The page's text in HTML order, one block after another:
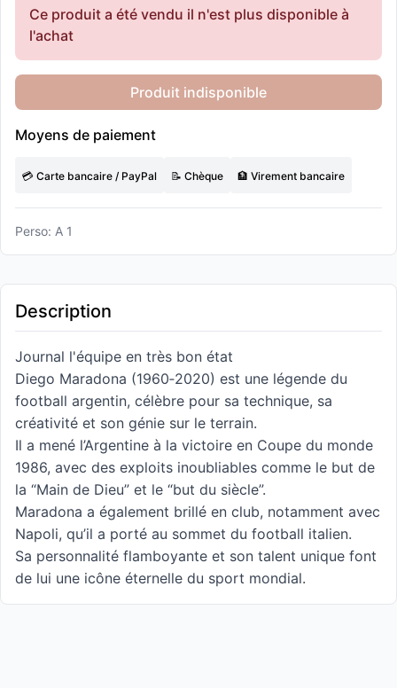
Ce produit a été vendu il n'est plus disponible à
l'achat
Produit indisponible
Moyens de paiement
💳 Carte bancaire / PayPal 📝 Chèque 🏦 Virement bancaire
Perso: A 1
Description
Journal l'équipe en très bon état
Diego Maradona (1960‑2020) est une légende du
football argentin, célèbre pour sa technique, sa
créativité et son génie sur le terrain.
Il a mené l’Argentine à la victoire en Coupe du monde
1986, avec des exploits inoubliables comme le but de
la “Main de Dieu” et le “but du siècle”.
Maradona a également brillé en club, notamment avec
Napoli, qu’il a porté au sommet du football italien.
Sa personnalité flamboyante et son talent unique font
de lui une icône éternelle du sport mondial.